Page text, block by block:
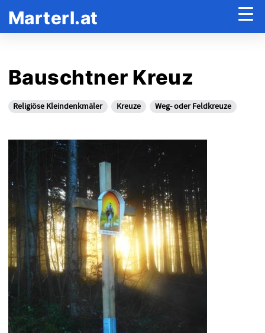
Marterl.at
Bauschtner Kreuz
Religiöse Kleindenkmäler Kreuze Weg- oder Feldkreuze